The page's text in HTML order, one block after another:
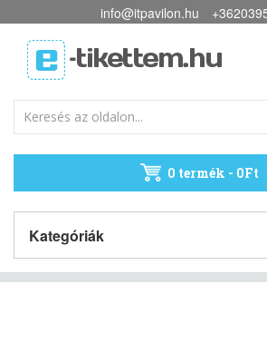
info@itpavilon.hu
0 termék - 0Ft
Kategóriák